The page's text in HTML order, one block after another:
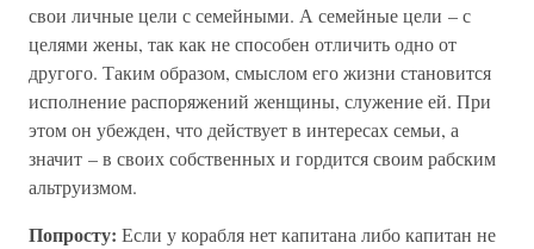
свои личные цели с семейными. А семейные цели – с
целями жены, так как не способен отличить одно от
другого. Таким образом, смыслом его жизни становится
исполнение распоряжений женщины, служение ей. При
этом он убежден, что действует в интересах семьи, а
значит – в своих собственных и гордится своим рабским
альтруизмом.
Попросту: Если у корабля нет капитана либо капитан не